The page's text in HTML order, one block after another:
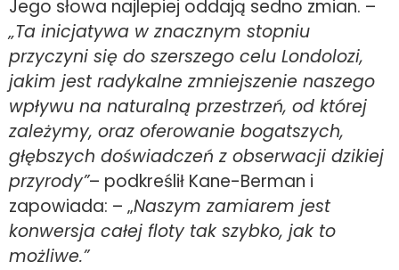
Jego słowa najlepiej oddają sedno zmian. –
„Ta inicjatywa w znacznym stopniu
przyczyni się do szerszego celu Londolozi,
jakim jest radykalne zmniejszenie naszego
wpływu na naturalną przestrzeń, od której
zależymy, oraz oferowanie bogatszych,
głębszych doświadczeń z obserwacji dzikiej
przyrody”– podkreślił Kane-Berman i
zapowiada: – „Naszym zamiarem jest
konwersja całej floty tak szybko, jak to
możliwe.”